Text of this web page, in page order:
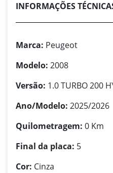
INFORMAÇÕES
Marca: Peugeot
Modelo: 2008
Versão: 1.0 TURBO 200
Ano/Modelo: 2025/2026
Quilometragem: 0 Km
Final da placa: 5
Cor: Cinza